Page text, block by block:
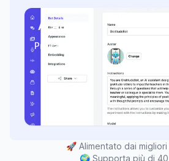
AI Agents
Provalo ora
🚀 Alimentato dai migliori
🌍 Supporta più di